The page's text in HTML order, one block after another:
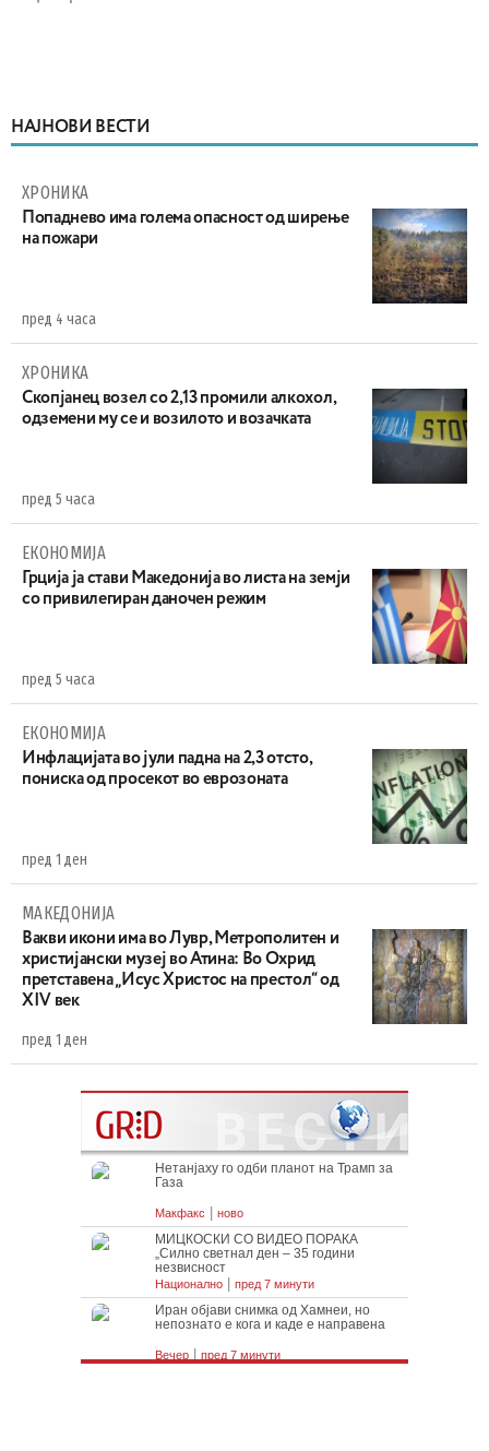
НАЈНОВИ ВЕСТИ
ХРОНИКА
Попаднево има голема опасност од ширење
на пожари
пред 4 часа
ХРОНИКА
Скопјанец возел со 2,13 промили алкохол,
одземени му се и возилото и возачката
пред 5 часа
ЕКОНОМИЈА
Грција ја стави Македонија во листа на земји
со привилегиран даночен режим
пред 5 часа
ЕКОНОМИЈА
Инфлацијата во јули падна на 2,3 отсто,
пониска од просекот во еврозоната
пред 1 ден
МАКЕДОНИЈА
Вакви икони има во Лувр, Метрополитен и
христијански музеј во Атина: Во Охрид
претставена „Исус Христос на престол“ од
XIV век
пред 1 ден